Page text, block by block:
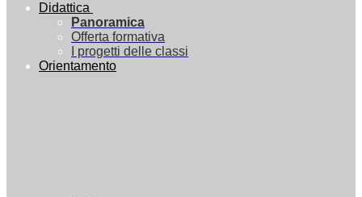
Didattica
Panoramica
Offerta formativa
I progetti delle classi
Orientamento